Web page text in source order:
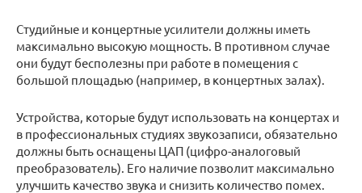
Студийные и концертные усилители должны иметь
максимально высокую мощность. В противном случае
они будут бесполезны при работе в помещения с
большой площадью (например, в концертных залах).
Устройства, которые будут использовать на концертах и
в профессиональных студиях звукозаписи, обязательно
должны быть оснащены ЦАП (цифро-аналоговый
преобразователь). Его наличие позволит максимально
улучшить качество звука и снизить количество помех.